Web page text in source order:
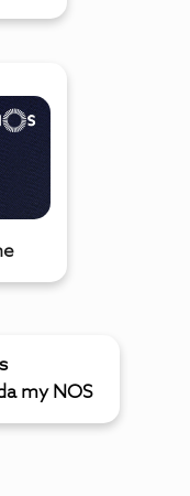
my NOS